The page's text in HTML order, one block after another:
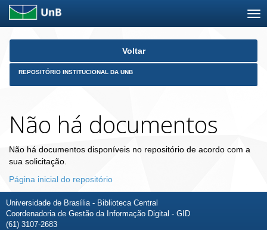
Skip
Voltar
REPOSITÓRIO INSTITUCIONAL DA UNB
Não há documentos
Não há documentos disponíveis no repositório de acordo com a
sua solicitação.
Página inicial do repositório
Universidade de Brasília - Biblioteca Central
Coordenadoria de Gestão da Informação Digital - GID
(61) 3107-2683